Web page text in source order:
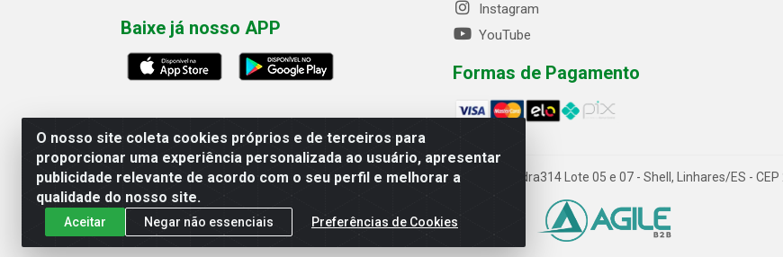
O nosso site coleta cookies próprios e de terceiros para
proporcionar uma experiência personalizada ao usuário, apresentar
publicidade relevante de acordo com o seu perfil e melhorar a
qualidade do nosso site.
Aceitar Negar não essenciais Preferências de Cookies
Baixe já nosso APP
Instagram
YouTube
Formas de Pagamento
Linhavix Distribuidora LTDA - Avenida Alegre, 2521 - Quadra314 Lote 05 e 07 - Shell, Linhares/ES -